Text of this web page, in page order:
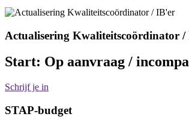
Actualisering Kwaliteitscoördinator
Start: Op aanvraag /
Schrijf je in
STAP-budget